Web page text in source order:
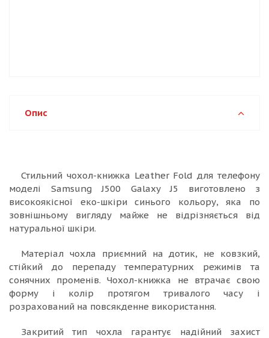
Опис
Стильний чохол-книжка Leather Fold для телефону
моделі Samsung J500 Galaxy J5 виготовлено з
високоякісної еко-шкіри синього кольору, яка по
зовнішньому вигляду майже не відрізняється від
натуральної шкіри.
Матеріал чохла приємний на дотик, не ковзкий,
стійкий до перепаду температурних режимів та
сонячних променів. Чохол-книжка не втрачає свою
форму і колір протягом тривалого часу і
розрахований на повсякденне використання.
Закритий тип чохла гарантує надійний захист